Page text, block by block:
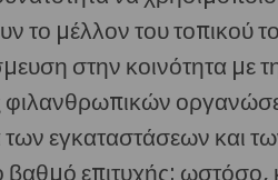
το μέλλον του τοπικού
στην κοινότητα
φιλανθρωπικών
των εγκαταστάσεων και
επιτυχής: ωστόσο,